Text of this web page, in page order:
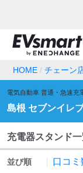
地名・観光スポ
充電器の種類
HOME チェーン
電気自動車 普通・急速充
島根 セブンイレ
充電器スタンド
並び順 口コミ